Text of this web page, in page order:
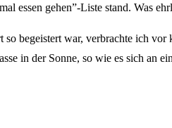
essen gehen”-Liste stand. Was
so begeistert war, verbrachte ich
in der Sonne, so wie es sich an